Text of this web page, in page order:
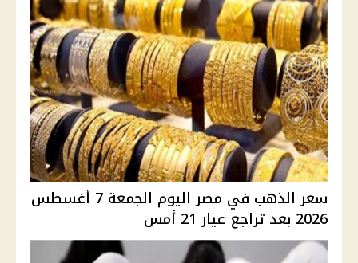
سعر الذهب في مصر اليوم الجمعة 7 أغسطس
2026 بعد تراجع عيار 21 أمس